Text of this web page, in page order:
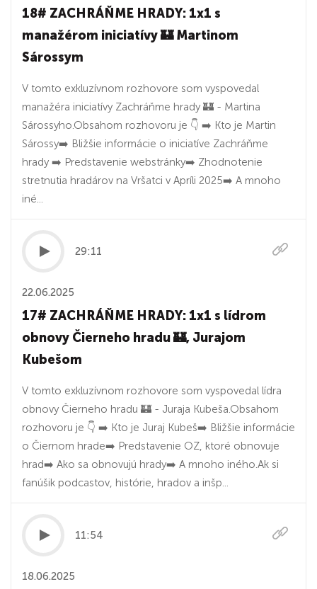
18# ZACHRÁŇME HRADY: 1x1 s
manažérom iniciatívy 🏰 Martinom
Sárossym
V tomto exkluzívnom rozhovore som vyspovedal
manažéra iniciatívy Zachráňme hrady 🏰 - Martina
Sárossyho.Obsahom rozhovoru je 👇 ➡️ Kto je Martin
Sárossy➡️ Bližšie informácie o iniciatíve Zachráňme
hrady ➡️ Predstavenie webstránky➡️ Zhodnotenie
stretnutia hradárov na Vršatci v Apríli 2025➡️ A mnoho
iné...
29:11
22.06.2025
17# ZACHRÁŇME HRADY: 1x1 s lídrom
obnovy Čierneho hradu 🏰, Jurajom
Kubešom
V tomto exkluzívnom rozhovore som vyspovedal lídra
obnovy Čierneho hradu 🏰 - Juraja Kubeša.Obsahom
rozhovoru je 👇 ➡️ Kto je Juraj Kubeš➡️ Bližšie informácie
o Čiernom hrade➡️ Predstavenie OZ, ktoré obnovuje
hrad➡️ Ako sa obnovujú hrady➡️ A mnoho iného.Ak si
fanúšik podcastov, histórie, hradov a inšp...
11:54
18.06.2025